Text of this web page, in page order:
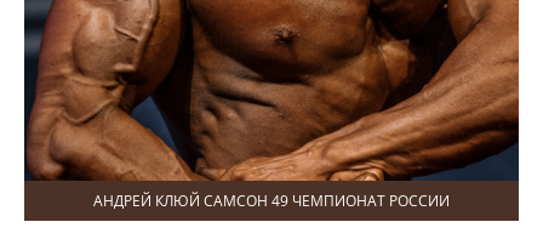
АНДРЕЙ КЛЮЙ САМСОН 49 ЧЕМПИОНАТ РОССИИ